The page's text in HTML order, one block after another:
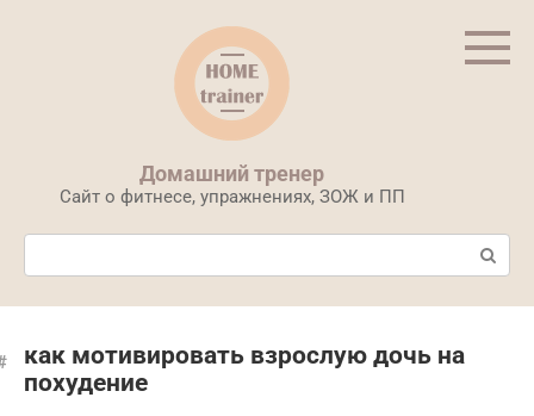
Домашний тренер
Сайт о фитнесе, упражнениях, ЗОЖ и ПП
Поиск:
как мотивировать взрослую дочь на
похудение